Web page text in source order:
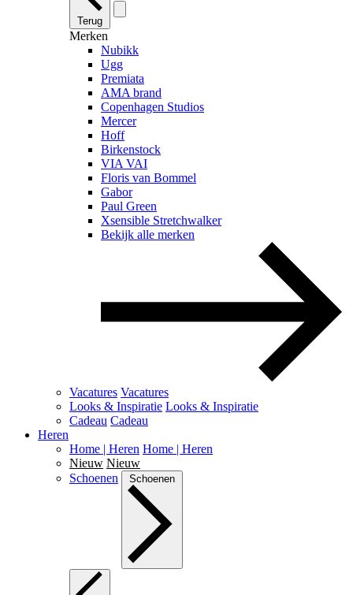
Terug
Merken
Nubikk
Ugg
Premiata
AMA brand
Copenhagen Studios
Mercer
Hoff
Birkenstock
VIA VAI
Floris van Bommel
Gabor
Paul Green
Xsensible Stretchwalker
Bekijk alle merken
Vacatures Vacatures
Looks & Inspiratie Looks & Inspiratie
Cadeau Cadeau
Heren
Home | Heren Home | Heren
Nieuw Nieuw
Schoenen
Schoenen